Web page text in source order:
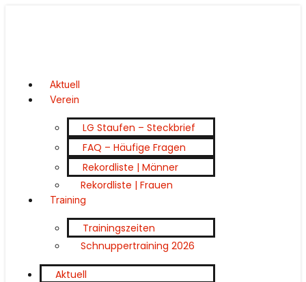
Aktuell
Verein
LG Staufen – Steckbrief
FAQ – Häufige Fragen
Rekordliste | Männer
Rekordliste | Frauen
Training
Trainingszeiten
Schnuppertraining 2026
Aktuell